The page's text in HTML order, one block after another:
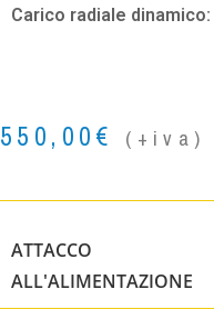
Carico radiale dinamico:
550,00€ (+iva)
ATTACCO
ALL'ALIMENTAZIONE